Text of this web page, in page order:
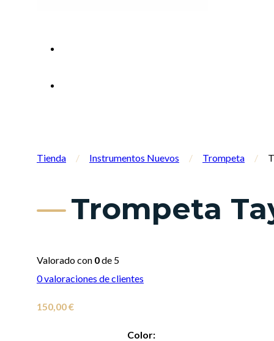
Tienda / Instrumentos Nuevos / Trompeta /
Trompeta
Valorado con 0de 5
0valoraciones de clientes
150,00€
Color: